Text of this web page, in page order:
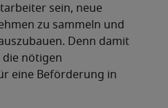
sein, neue
zu sammeln und
Denn damit
nötigen
eine Beförderung in